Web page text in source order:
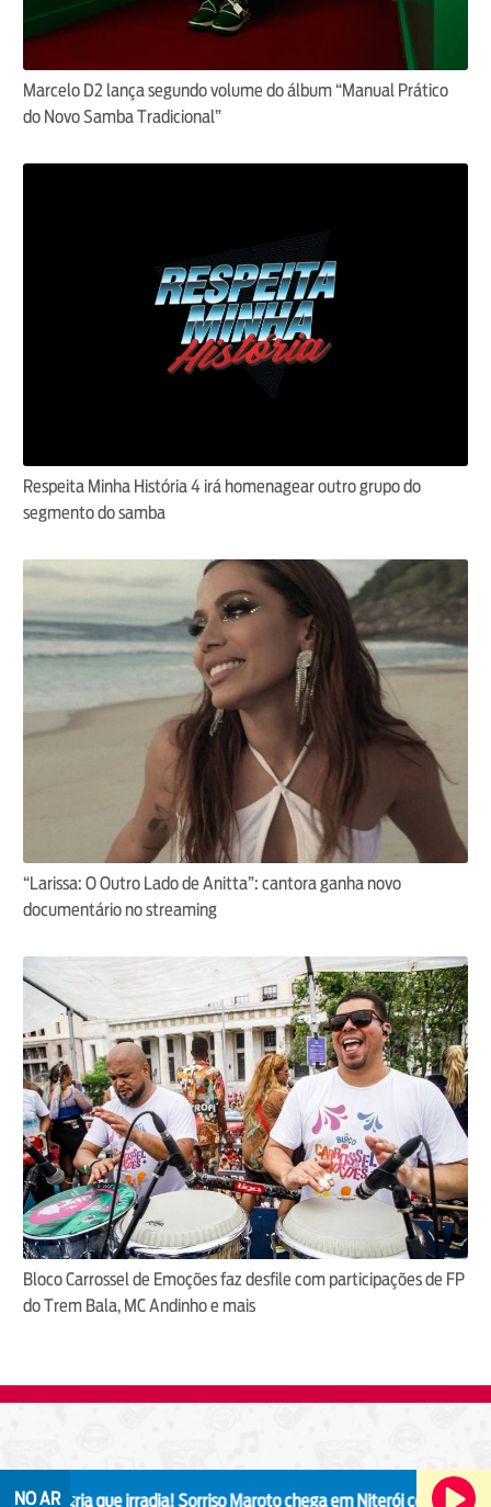
Marcelo D2 lança segundo volume do álbum “Manual Prático
do Novo Samba Tradicional”
Respeita Minha História 4 irá homenagear outro grupo do
segmento do samba
“Larissa: O Outro Lado de Anitta”: cantora ganha novo
documentário no streaming
Bloco Carrossel de Emoções faz desfile com participações de FP
do Trem Bala, MC Andinho e mais
NO AR
que irradia!Sorriso Maroto chega em Niterói com a turnê "Sorriso